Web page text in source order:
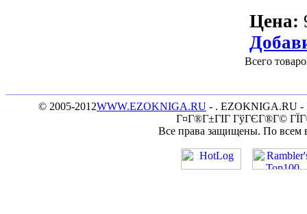
Цена:
Всего
© 2005-2012WWW.EZOKNIGA.RU - . EZOKNIGA.RU -
Г¤Г®Г±ГІГ ГўГЄГ®Г©
Все права защищены. По всем